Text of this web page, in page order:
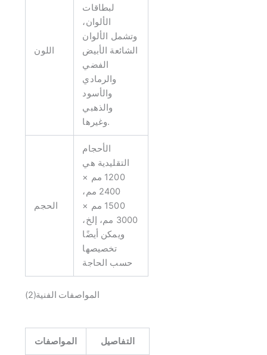
اللون
لبطاقات
الألوان،
وتشمل الألوان
الشائعة الأبيض
الفضي
والرمادي
والأسود
والذهبي
وغيرها.
الحجم
الأحجام
التقليدية هي
1200 مم ×
2400 مم،
1500 مم ×
3000 مم، إلخ،
ويمكن أيضًا
تخصيصها
حسب الحاجة
المواصفات الفنية(2)
المواصفات التفاصيل